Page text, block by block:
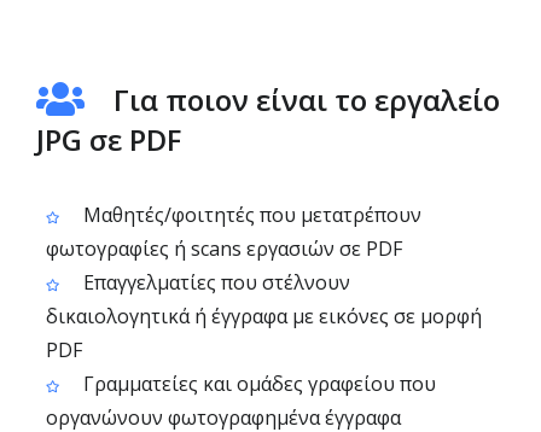
Για ποιον είναι το εργαλείο
JPG σε PDF
Μαθητές/φοιτητές που μετατρέπουν
φωτογραφίες ή scans εργασιών σε PDF
Επαγγελματίες που στέλνουν
δικαιολογητικά ή έγγραφα με εικόνες σε μορφή
PDF
Γραμματείες και ομάδες γραφείου που
οργανώνουν φωτογραφημένα έγγραφα